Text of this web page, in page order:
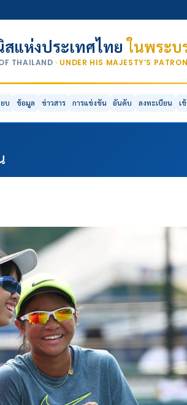
แห่งประเทศไทยในพระบ
THAILAND · UNDER HIS MAJESTY’S
บ ข้อมูล ข่าวสาร การแข่งขัน อันดับ ลงทะเบียน เ